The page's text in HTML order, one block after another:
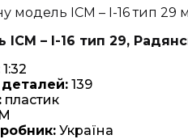
модель ICM – I-16 тип 29
ICM – I-16 тип 29,
1:32
деталей: 139
пластик
Україна